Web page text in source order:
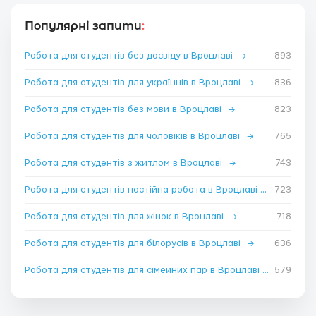
Популярні запити:
Робота для студентів без досвіду в Вроцлаві → 893
Робота для студентів для українців в Вроцлаві → 836
Робота для студентів без мови в Вроцлаві → 823
Робота для студентів для чоловіків в Вроцлаві → 765
Робота для студентів з житлом в Вроцлаві → 743
Робота для студентів постійна робота в Вроцлаві→ 723
Робота для студентів для жінок в Вроцлаві → 718
Робота для студентів для білорусів в Вроцлаві → 636
Робота для студентів для сімейних пар в Вроцлаві→ 579